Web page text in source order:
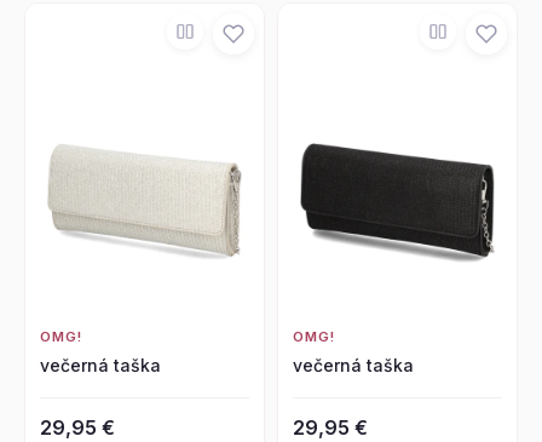
OMG!
večerná taška
29,95 €
OMG!
večerná taška
29,95 €